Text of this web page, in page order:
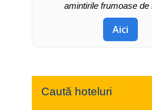
amintirile frumoase de
Aici
Caută hoteluri